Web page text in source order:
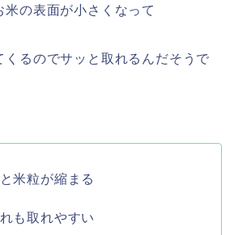
米の表面が小さくなって
くるのでサッと取れるんだそうで
米粒が縮まる
も取れやすい